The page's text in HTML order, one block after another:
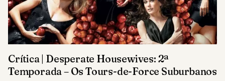
Crítica | Desperate Housewives: 2ª
Temporada – Os Tours-de-Force Suburbanos